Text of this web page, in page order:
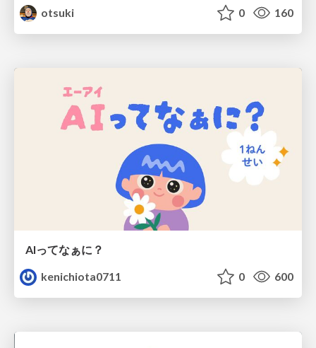
otsuki
0 160
AIってなぁに？
kenichiota0711
0 600